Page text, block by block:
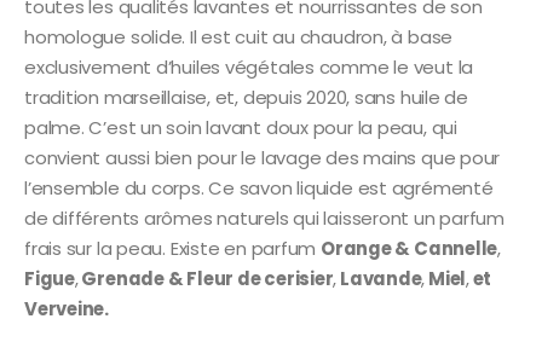
toutes les qualités lavantes et nourrissantes de son
homologue solide. Il est cuit au chaudron, à base
exclusivement d’huiles végétales comme le veut la
tradition marseillaise, et, depuis 2020, sans huile de
palme. C’est un soin lavant doux pour la peau, qui
convient aussi bien pour le lavage des mains que pour
l’ensemble du corps. Ce savon liquide est agrémenté
de différents arômes naturels qui laisseront un parfum
frais sur la peau. Existe en parfum Orange & Cannelle,
Figue,Grenade & Fleur de cerisier,Lavande,Miel,et
Verveine.